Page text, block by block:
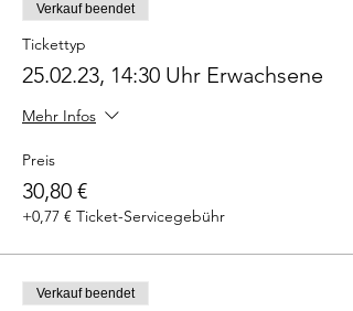
Verkauf beendet
Tickettyp
25.02.23, 14:30 Uhr Erwachsene
Mehr Infos
Preis
30,80 €
+0,77 € Ticket-Servicegebühr
Verkauf beendet